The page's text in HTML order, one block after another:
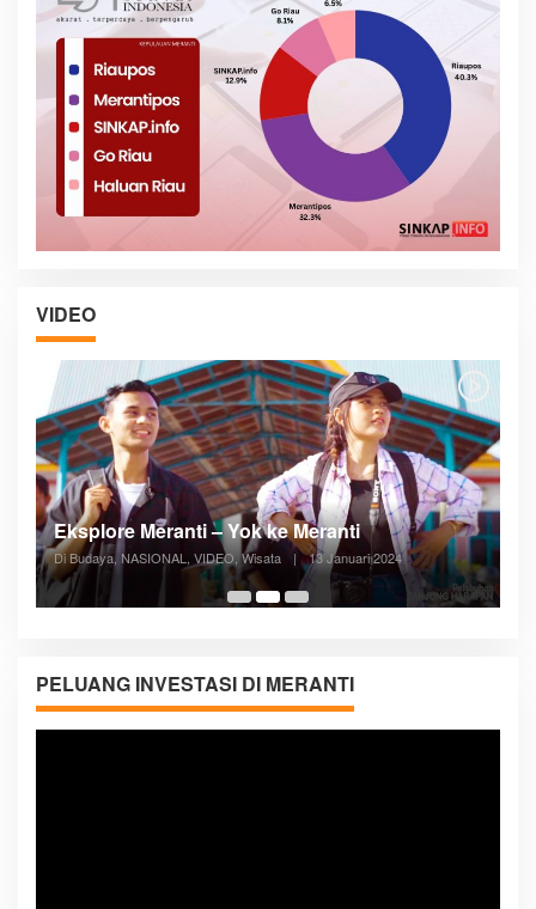
VIDEO
05:08
Posyandu Melayani Semua Siklus Hidup
Di ADVERTORIAL, Kesehatan, VIDEO 27 Desember 2023
PELUANG INVESTASI DI MERANTI